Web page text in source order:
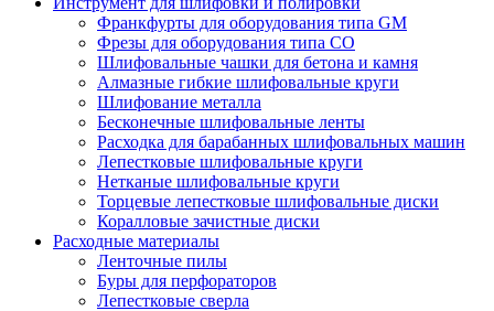
Франкфурты для оборудования типа GM
Фрезы для оборудования типа СО
Шлифовальные чашки для бетона и камня
Алмазные гибкие шлифовальные круги
Шлифование металла
Бесконечные шлифовальные ленты
Расходка для барабанных шлифовальных машин
Лепестковые шлифовальные круги
Нетканые шлифовальные круги
Торцевые лепестковые шлифовальные диски
Коралловые зачистные диски
Расходные материалы
Ленточные пилы
Буры для перфораторов
Лепестковые сверла